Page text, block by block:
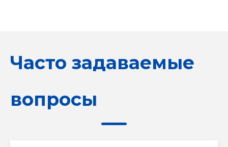
Часто задаваемые
вопросы